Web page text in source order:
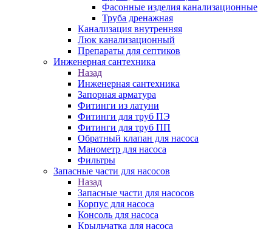
Фасонные изделия канализационные
Труба дренажная
Канализация внутренняя
Люк канализационный
Препараты для септиков
Инженерная сантехника
Назад
Инженерная сантехника
Запорная арматура
Фитинги из латуни
Фитинги для труб ПЭ
Фитинги для труб ПП
Обратный клапан для насоса
Манометр для насоса
Фильтры
Запасные части для насосов
Назад
Запасные части для насосов
Корпус для насоса
Консоль для насоса
Крыльчатка для насоса